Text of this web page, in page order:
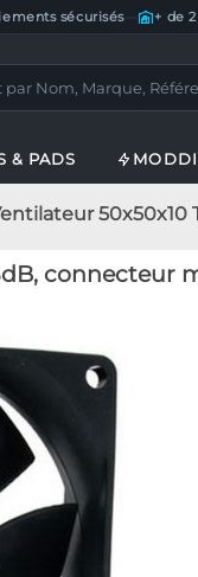
sécurisés— + de
& PADS
50x50x10
connecteur